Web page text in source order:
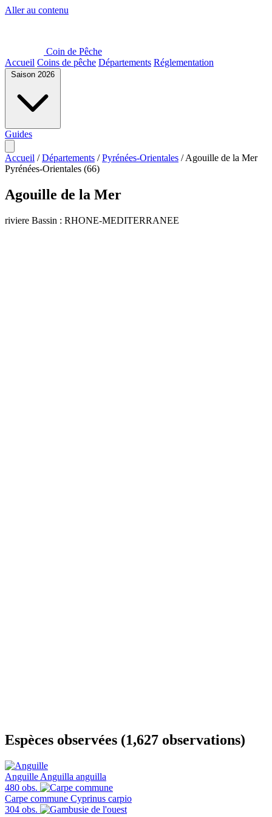
Aller au contenu
Coin de Pêche
Accueil Coins de pêche Départements Réglementation
Saison 2026
Guides
Accueil / Départements / Pyrénées-Orientales / Agouille de la Mer
Pyrénées-Orientales (66)
Agouille de la Mer
riviere Bassin : RHONE-MEDITERRANEE
Espèces observées (1,627 observations)
Anguille Anguilla anguilla
480 obs.
Carpe commune Cyprinus carpio
304 obs.